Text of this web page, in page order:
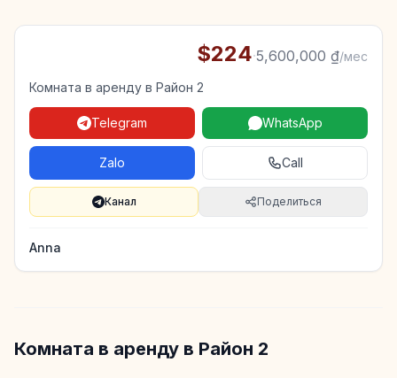
$224·5,600,000 ₫/мес
Комната в аренду в Район 2
Telegram WhatsApp
Zalo Call
Канал Поделиться
Anna
Комната в аренду в Район 2